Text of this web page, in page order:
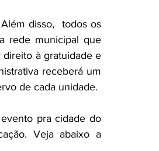
disso,  todos os
rede municipal que
à gratuidade e
receberá um
de cada unidade.
pra cidade do
Veja abaixo a